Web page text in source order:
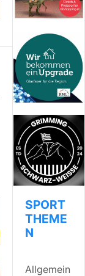
SPORT
THEME
N
Allgemein